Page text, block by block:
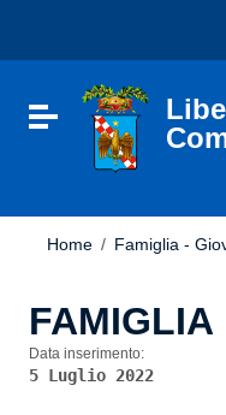
sito
include
Vai al footer
Attiva / disattiva la
Home / Famiglia -
FAMIGLIA
Data inserimento:
5 Luglio 2022